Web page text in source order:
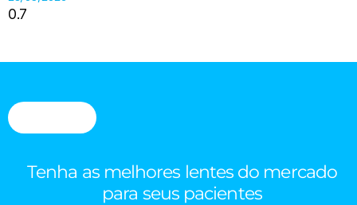
Tenha as melhores lentes do mercado
para seus pacientes